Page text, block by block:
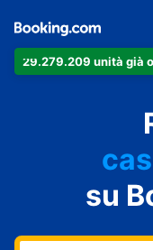
29.279.209 unità già
il tuo
la
il
su